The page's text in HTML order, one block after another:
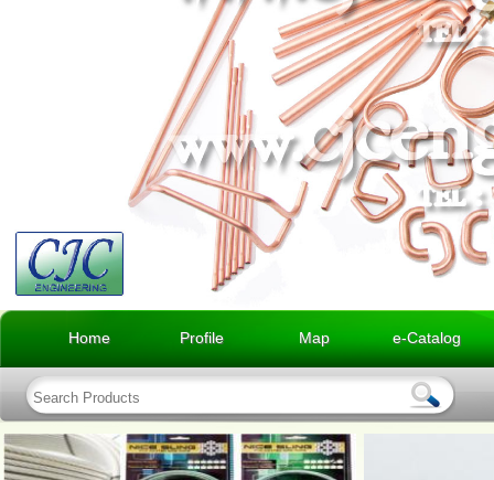
Home Profile Map e-Catalog